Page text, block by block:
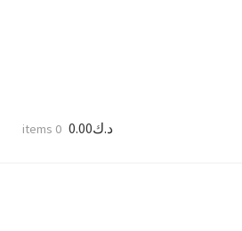
د.ك0.00
0 items